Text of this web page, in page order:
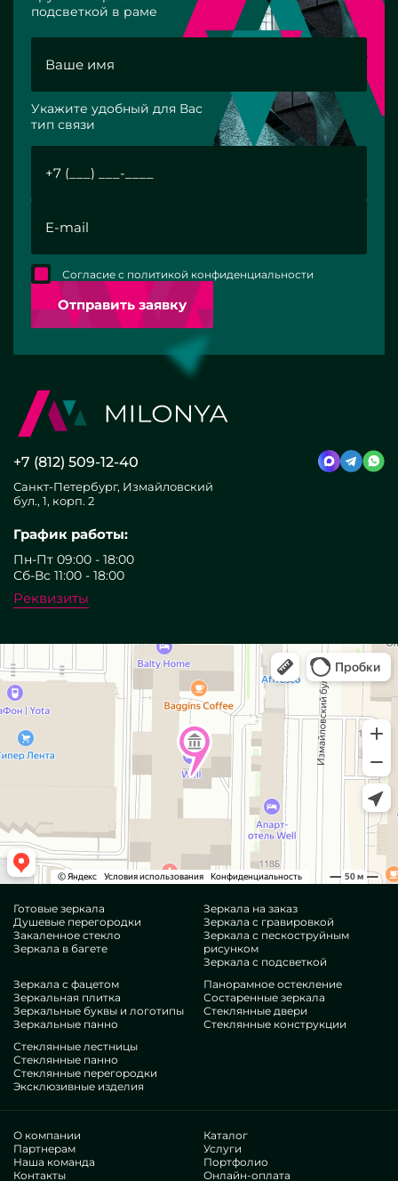
подсветкой в раме
Укажите удобный для Вас
тип связи
Отправить заявку
Согласие с политикой конфиденциальности
+7 (812) 509-12-40
Санкт-Петербург, Измайловский
бул., 1, корп. 2
График работы:
Пн-Пт 09:00 - 18:00
Сб-Вс 11:00 - 18:00
Реквизиты
Готовые зеркала
Душевые перегородки
Закаленное стекло
Зеркала в багете
Зеркала на заказ
Зеркала с гравировкой
Зеркала с пескоструйным
рисунком
Зеркала с подсветкой
Зеркала с фацетом
Зеркальная плитка
Зеркальные буквы и логотипы
Зеркальные панно
Панорамное остекление
Состаренные зеркала
Стеклянные двери
Стеклянные конструкции
Стеклянные лестницы
Стеклянные панно
Стеклянные перегородки
Эксклюзивные изделия
О компании
Партнерам
Наша команда
Контакты
Каталог
Услуги
Портфолио
Онлайн-оплата